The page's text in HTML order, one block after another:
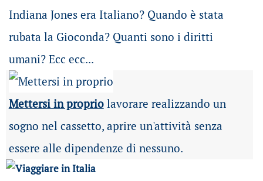
Indiana Jones era Italiano? Quando è stata
rubata la Gioconda? Quanti sono i diritti
umani? Ecc ecc...
Mettersi in propriolavorare realizzando un
sogno nel cassetto, aprire un'attività senza
essere alle dipendenze di nessuno.